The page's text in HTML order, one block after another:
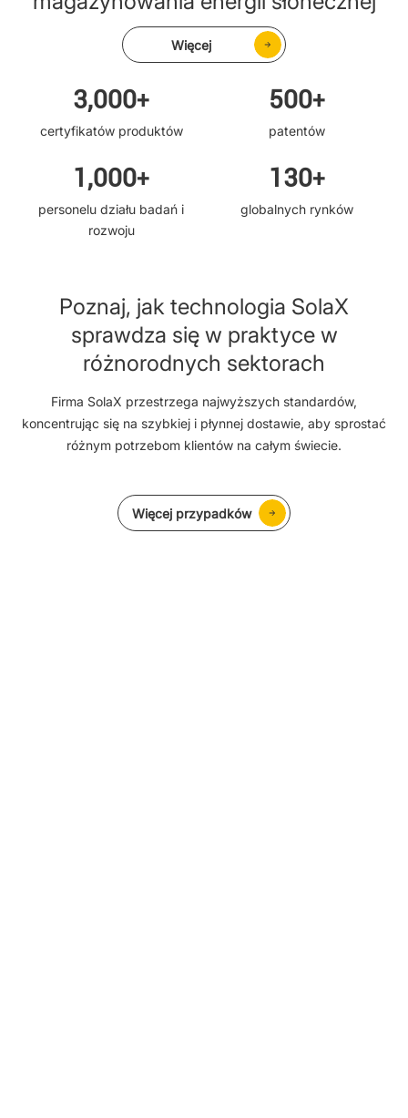
Więcej
3,000+
certyfikatów produktów
500+
patentów
1,000+
personelu działu badań i
rozwoju
130+
globalnych rynków
Poznaj, jak technologia SolaX
sprawdza się w praktyce w
różnorodnych sektorach
Firma SolaX przestrzega najwyższych standardów,
koncentrując się na szybkiej i płynnej dostawie, aby sprostać
różnym potrzebom klientów na całym świecie.
Więcej przypadków